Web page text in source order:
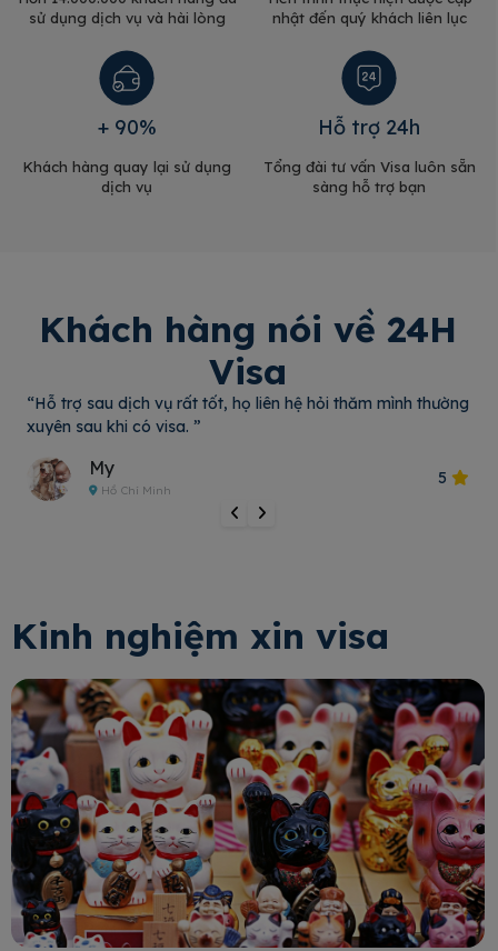
sử dụng dịch vụ và hài lòng
nhật đến quý khách liên lục
+ 90%
Khách hàng quay lại sử dụng
dịch vụ
Hỗ trợ 24h
Tổng đài tư vấn Visa luôn sẵn
sàng hỗ trợ bạn
Khách hàng nói về 24H
Visa
“Hỗ trợ sau dịch vụ rất tốt, họ liên hệ hỏi thăm mình thường
xuyên sau khi có visa. ”
My
Hồ Chí Minh
5
Kinh nghiệm xin visa